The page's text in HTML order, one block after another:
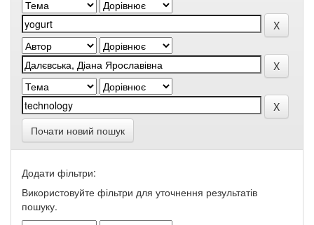
Почати новий пошук
Додати фільтри:
Використовуйте фільтри для уточнення результатів
пошуку.